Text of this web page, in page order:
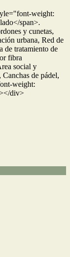
weight:
span>.
y cunetas,
urbana, Red de
de tratamiento de
fibra
social y
de pádel,
weight:
div>